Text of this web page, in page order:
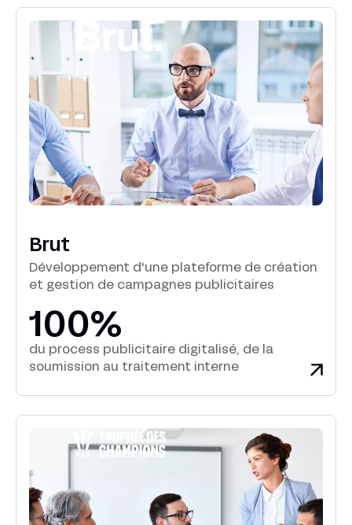
Brut
Développement d'une plateforme de création
et gestion de campagnes publicitaires
100%
du process publicitaire digitalisé, de la
soumission au traitement interne